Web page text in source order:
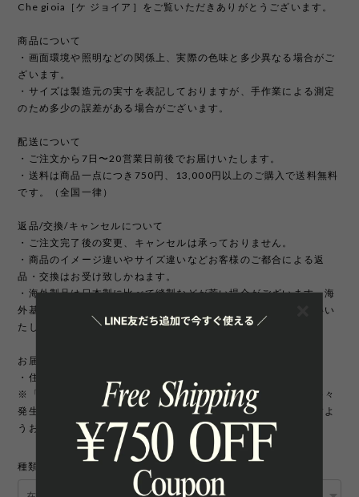
Che gioia［ケ ジョイア］をご覧いただきありがとうございます。
商品について
・画面環境や照明などの関係上、実際の色味と多少異なる場合がご
ざいます。
・サイズは製造元の実寸を表記しておりますが、手作業による測定
のため多少の誤差がある場合がございます。
配送について
・ご注文から7日〜20営業日前後でお届けいたします。
・送料は商品一点につき750円、13,000円以上のご購入で送料無料
です。（全国一律）
返品/交換/キャンセルについて
・ご注文完了後の変更、キャンセルは承っておりません。
・商品のイメージ違いやサイズ違いなどお客様のご都合による返
品・交換はお受け致しかねます。
・海外製品は日本製に比べて縫製などが荒い場合がございます。海
外基準では返品対象になりませんのでご理解頂けますようお願いい
たします。
お届け先について
・住所変更には追加手数料が発生いたします。
※「町名・丁目番地・部屋番号」の住所不備による配送遅延が多々
発生しております。宛先を十分にご確認の上ご注文いただきますよ
うお願いいたします。
種類